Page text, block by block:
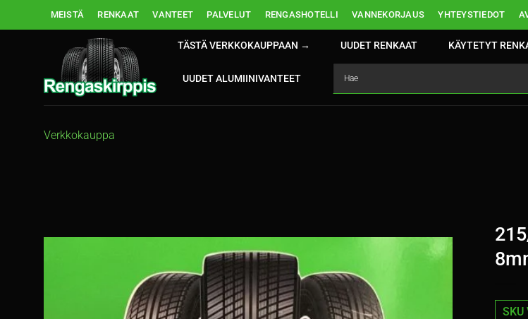
MEISTÄ RENKAAT VANTEET PALVELUT RENGASHOTELLI VANNEKORJAUS YHTEYSTIEDOT
TÄSTÄ VERKKOKAUPPAAN → UUDET RENKAAT KÄYTETYT
UUDET ALUMIINIVANTEET
Verkkokauppa
SKU